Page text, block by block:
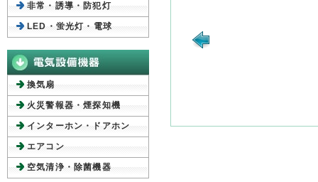
非常・誘導・防犯灯
LED・蛍光灯・電球
換気扇
火災警報器・煙探知機
インターホン・ドアホン
エアコン
空気清浄・除菌機器